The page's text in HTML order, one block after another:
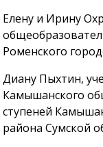
Елену и Ирину
Роменского
Диану Пыхтин,
Камышанского
ступеней
района Сумской